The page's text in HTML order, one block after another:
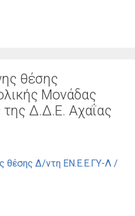
θέσης
Μονάδας
Δ.Δ.Ε. Αχαΐας
θέσης Δ/ντη ΕΝ.Ε.Ε.ΓΥ-Λ /